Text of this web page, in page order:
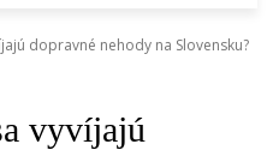
dopravné nehody na Slovensku?
vyvíjajú